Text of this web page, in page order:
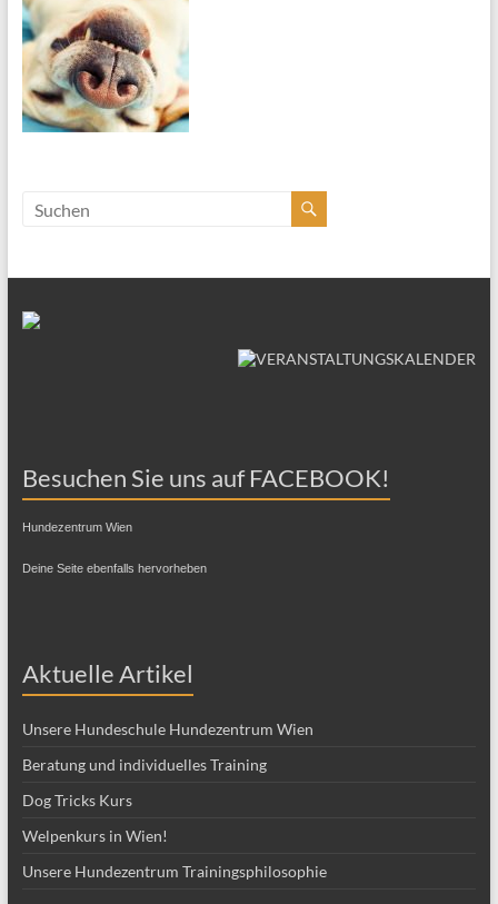
Besuchen Sie uns auf FACEBOOK!
Hundezentrum Wien
Deine Seite ebenfalls hervorheben
Aktuelle Artikel
Unsere Hundeschule Hundezentrum Wien
Beratung und individuelles Training
Dog Tricks Kurs
Welpenkurs in Wien!
Unsere Hundezentrum Trainingsphilosophie